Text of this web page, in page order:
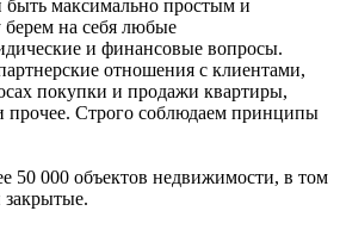
максимально простым и
на себя любые
и финансовые вопросы.
отношения с клиентами,
покупки и продажи квартиры,
прочее. Строго соблюдаем принципы
50 000 объектов недвижимости, в том